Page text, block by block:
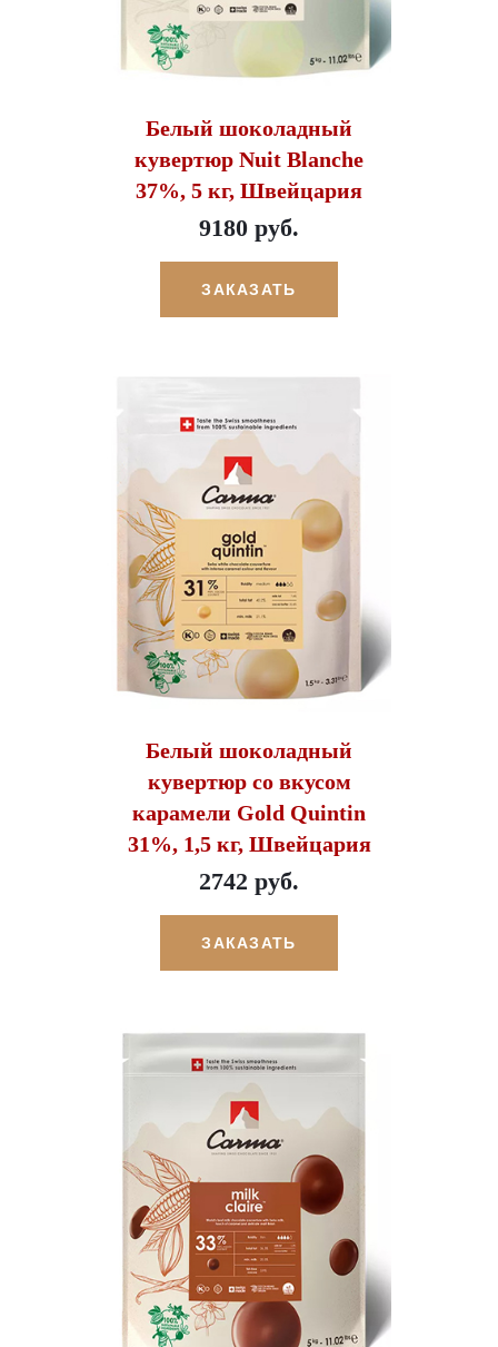
Белый шоколадный
кувертюр Nuit Blanche
37%, 5 кг, Швейцария
9180 руб.
ЗАКАЗАТЬ
Белый шоколадный
кувертюр со вкусом
карамели Gold Quintin
31%, 1,5 кг, Швейцария
2742 руб.
ЗАКАЗАТЬ